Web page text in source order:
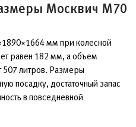
Москвич М70
мм при колесной
равен 182 мм, а объем
507 литров. Размеры
посадку, достаточный запас
в повседневной